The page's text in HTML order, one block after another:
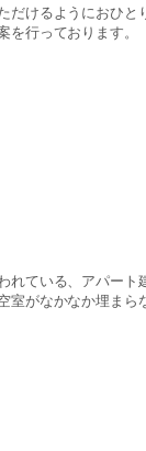
だけるようにおひと
を行っております。
れている、アパート
室がなかなか埋まら